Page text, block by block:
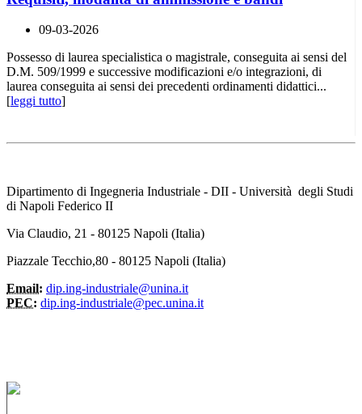
09-03-2026
Possesso di laurea specialistica o magistrale, conseguita ai sensi del
D.M. 509/1999 e successive modificazioni e/o integrazioni, di
laurea conseguita ai sensi dei precedenti ordinamenti didattici...
[leggi tutto]
Dipartimento di Ingegneria Industriale - DII - Università degli Studi
di Napoli Federico II
Via Claudio, 21 - 80125 Napoli (Italia)
Piazzale Tecchio,80 - 80125 Napoli (Italia)
Email: dip.ing-industriale@unina.it
PEC: dip.ing-industriale@pec.unina.it